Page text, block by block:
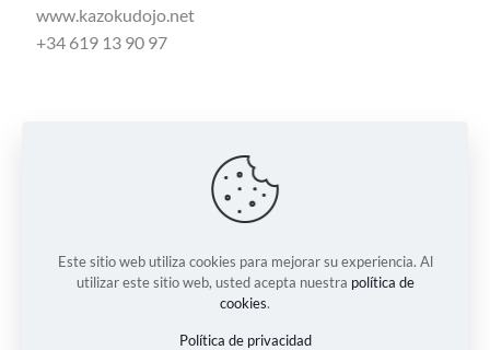
www.kazokudojo.net
+34 619 13 90 97
Murcia
Este sitio web utiliza cookies para mejorar su experiencia. Al
utilizar este sitio web, usted acepta nuestra política de
cookies.
Política de privacidad